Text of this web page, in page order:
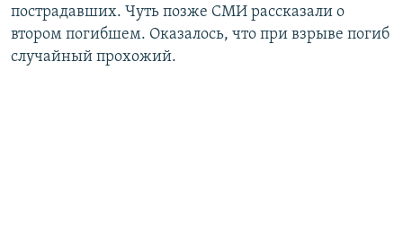
пострадавших. Чуть позже СМИ рассказали о
втором погибшем. Оказалось, что при взрыве погиб
случайный прохожий.